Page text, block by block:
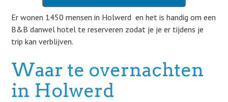
Er wonen 1450 mensen in Holwerd en het is handig om een
B&B danwel hotel te reserveren zodat je je er tijdens je
trip kan verblijven.
Waar te overnachten
in Holwerd